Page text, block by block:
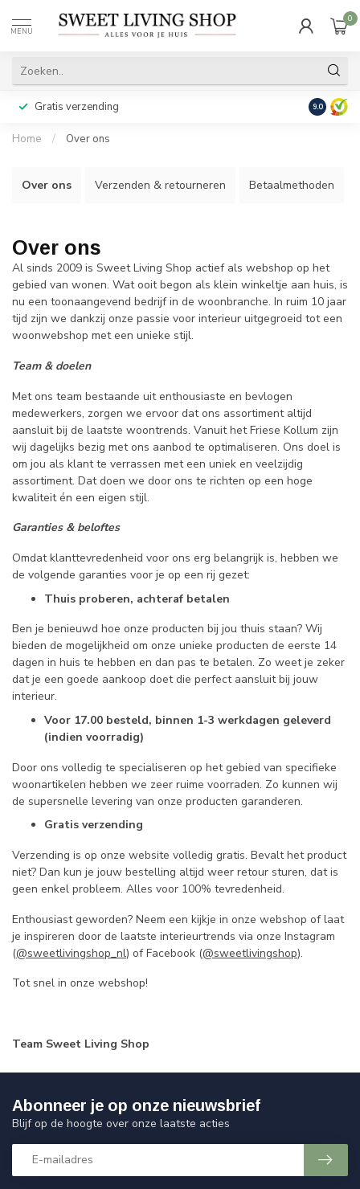
MENU
0
Gratis verzending Achteraf
9.0
Home / Over ons
Over ons Verzenden & retourneren Betaalmethoden
Over ons
Al sinds 2009 is Sweet Living Shop actief als webshop op het
gebied van wonen. Wat ooit begon als klein winkeltje aan huis, is
nu een toonaangevend bedrijf in de woonbranche. In ruim 10 jaar
tijd zijn we dankzij onze passie voor interieur uitgegroeid tot een
woonwebshop met een unieke stijl.
Team & doelen
Met ons team bestaande uit enthousiaste en bevlogen
medewerkers, zorgen we ervoor dat ons assortiment altijd
aansluit bij de laatste woontrends. Vanuit het Friese Kollum zijn
wij dagelijks bezig met ons aanbod te optimaliseren. Ons doel is
om jou als klant te verrassen met een uniek en veelzijdig
assortiment. Dat doen we door ons te richten op een hoge
kwaliteit én een eigen stijl.
Garanties & beloftes
Omdat klanttevredenheid voor ons erg belangrijk is, hebben we
de volgende garanties voor je op een rij gezet:
Thuis proberen, achteraf betalen
Ben je benieuwd hoe onze producten bij jou thuis staan? Wij
bieden de mogelijkheid om onze unieke producten de eerste 14
dagen in huis te hebben en dan pas te betalen. Zo weet je zeker
dat je een goede aankoop doet die perfect aansluit bij jouw
interieur.
Voor 17.00 besteld, binnen 1-3 werkdagen geleverd
(indien voorradig)
Door ons volledig te specialiseren op het gebied van specifieke
woonartikelen hebben we zeer ruime voorraden. Zo kunnen wij
de supersnelle levering van onze producten garanderen.
Gratis verzending
Verzending is op onze website volledig gratis. Bevalt het product
niet? Dan kun je jouw bestelling altijd weer retour sturen, dat is
geen enkel probleem. Alles voor 100% tevredenheid.
Enthousiast geworden? Neem een kijkje in onze webshop of laat
je inspireren door de laatste interieurtrends via onze Instagram
(@sweetlivingshop_nl) of Facebook (@sweetlivingshop).
Tot snel in onze webshop!
Team Sweet Living Shop
Abonneer je op onze nieuwsbrief
Blijf op de hoogte over onze laatste acties